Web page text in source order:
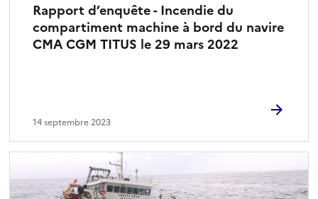
Rapport d’enquête - Incendie du
compartiment machine à bord du navire
CMA CGM TITUS le 29 mars 2022
14 septembre 2023